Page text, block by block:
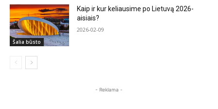
Šalia būsto
Kaip ir kur keliausime po Lietuvą 2026-
aisiais?
2026-02-09
- Reklama -